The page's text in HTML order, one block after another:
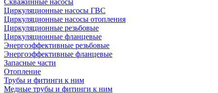
Циркуляционные насосы ГВС
Циркуляционные насосы отопления
Циркуляционные резьбовые
Циркуляционные фланцевые
Энергоэффективные резьбовые
Энергоэффективные фланцевые
Запасные части
Отопление
Трубы и фитинги к ним
Медные трубы и фитинги к ним